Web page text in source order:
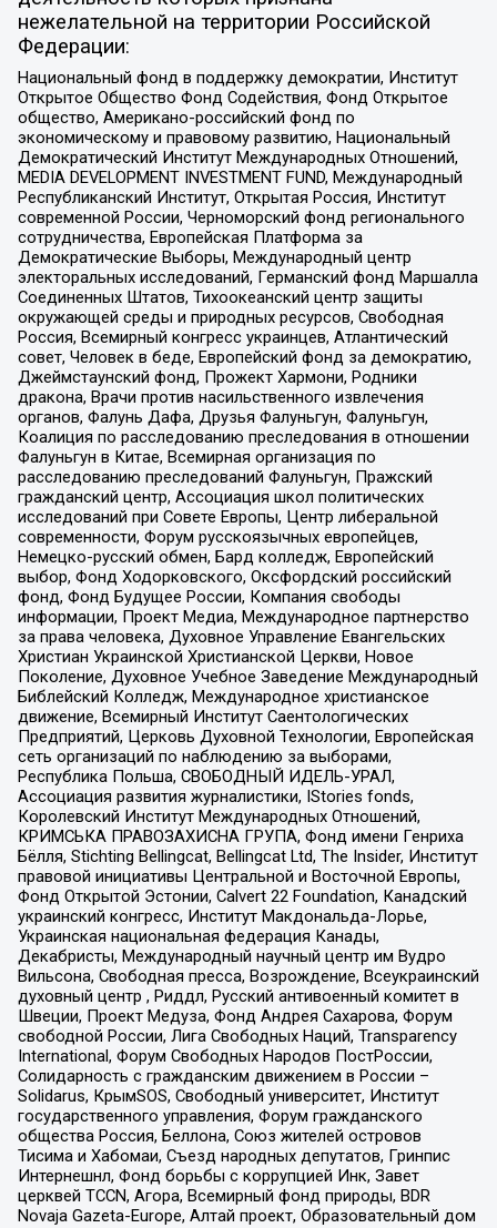
нежелательной на территории Российской
Федерации:
Национальный фонд в поддержку демократии, Институт
Открытое Общество Фонд Содействия, Фонд Открытое
общество, Американо-российский фонд по
экономическому и правовому развитию, Национальный
Демократический Институт Международных Отношений,
MEDIA DEVELOPMENT INVESTMENT FUND, Международный
Республиканский Институт, Открытая Россия, Институт
современной России, Черноморский фонд регионального
сотрудничества, Европейская Платформа за
Демократические Выборы, Международный центр
электоральных исследований, Германский фонд Маршалла
Соединенных Штатов, Тихоокеанский центр защиты
окружающей среды и природных ресурсов, Свободная
Россия, Всемирный конгресс украинцев, Атлантический
совет, Человек в беде, Европейский фонд за демократию,
Джеймстаунский фонд, Прожект Хармони, Родники
дракона, Врачи против насильственного извлечения
органов, Фалунь Дафа, Друзья Фалуньгун, Фалуньгун,
Коалиция по расследованию преследования в отношении
Фалуньгун в Китае, Всемирная организация по
расследованию преследований Фалуньгун, Пражский
гражданский центр, Ассоциация школ политических
исследований при Совете Европы, Центр либеральной
современности, Форум русскоязычных европейцев,
Немецко-русский обмен, Бард колледж, Европейский
выбор, Фонд Ходорковского, Оксфордский российский
фонд, Фонд Будущее России, Компания свободы
информации, Проект Медиа, Международное партнерство
за права человека, Духовное Управление Евангельских
Христиан Украинской Христианской Церкви, Новое
Поколение, Духовное Учебное Заведение Международный
Библейский Колледж, Международное христианское
движение, Всемирный Институт Саентологических
Предприятий, Церковь Духовной Технологии, Европейская
сеть организаций по наблюдению за выборами,
Республика Польша, СВОБОДНЫЙ ИДЕЛЬ-УРАЛ,
Ассоциация развития журналистики, IStories fonds,
Королевский Институт Международных Отношений,
КРИМСЬКА ПРАВОЗАХИСНА ГРУПА, Фонд имени Генриха
Бёлля, Stichting Bellingcat, Bellingcat Ltd, The Insider, Институт
правовой инициативы Центральной и Восточной Европы,
Фонд Открытой Эстонии, Calvert 22 Foundation, Канадский
украинский конгресс, Институт Макдональда-Лорье,
Украинская национальная федерация Канады,
Декабристы, Международный научный центр им Вудро
Вильсона, Свободная пресса, Возрождение, Всеукраинский
духовный центр , Риддл, Русский антивоенный комитет в
Швеции, Проект Медуза, Фонд Андрея Сахарова, Форум
свободной России, Лига Свободных Наций, Transparеncy
International, Форум Свободных Народов ПостРоссии,
Солидарность с гражданским движением в России –
Solidarus, КрымSOS, Свободный университет, Институт
государственного управления, Форум гражданского
общества Россия, Беллона, Союз жителей островов
Тисима и Хабомаи, Съезд народных депутатов, Гринпис
Интернешнл, Фонд борьбы с коррупцией Инк, Завет
церквей TCCN, Агора, Всемирный фонд природы, BDR
Novaja Gazeta-Europe, Алтай проект, Образовательный дом